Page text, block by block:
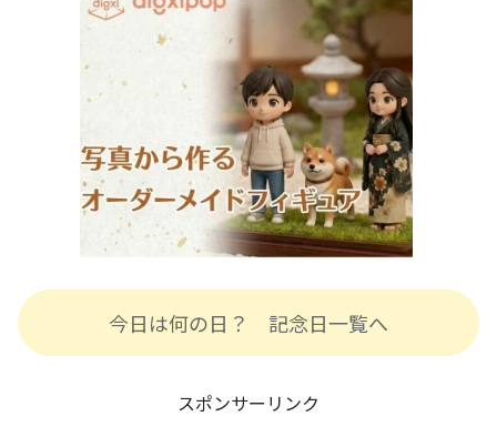
今日は何の日？ 記念日一覧へ
スポンサーリンク